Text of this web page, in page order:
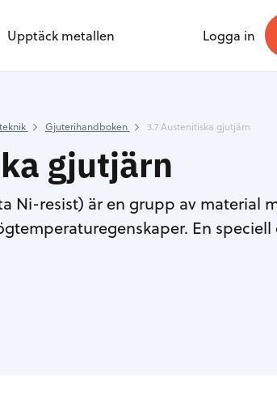
Upptäck metallen Logga in
Gjuterihandboken 3.7 Austenitiska gjutjärn
gjutjärn
Ni-resist) är en grupp av material
En speciell